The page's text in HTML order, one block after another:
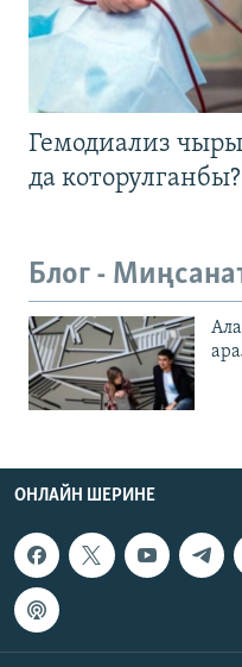
Гемодиализ
да которулганбы?
Блог -
ОНЛАЙН ШЕРИНЕ